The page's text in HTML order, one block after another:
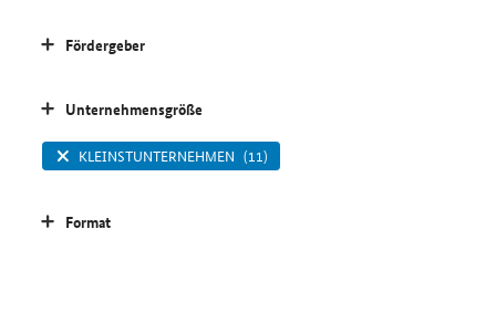
Fördergeber
Unternehmensgröße
KLEINSTUNTERNEHMEN (11)
Format